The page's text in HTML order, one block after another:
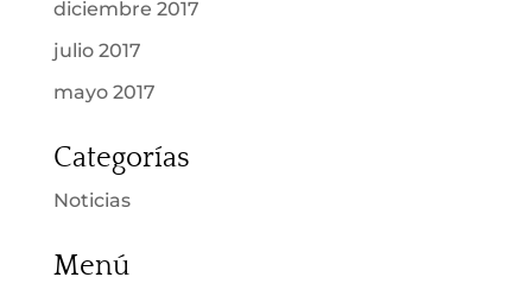
diciembre 2017
julio 2017
mayo 2017
Categorías
Noticias
Menú